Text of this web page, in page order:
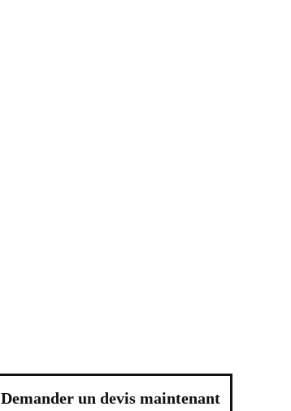
Demander un devis maintenant